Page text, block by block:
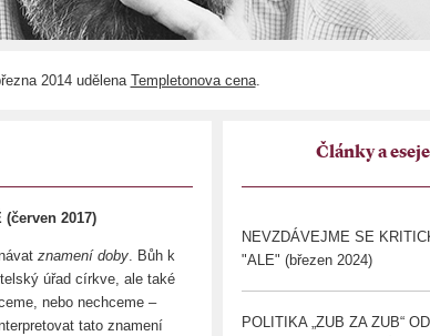
2014 udělena Templetonova cena.
(červen 2017)
znamení doby. Bůh k
úřad církve, ale také
nebo nechceme –
tato znamení
Články a eseje
NEVZDÁVEJME SE
"ALE" (březen 2024)
POLITIKA „ZUB ZA ZUB“